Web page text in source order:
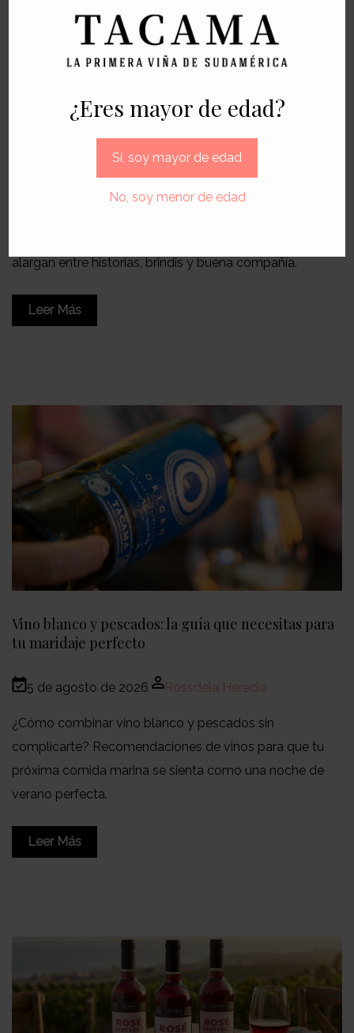
¿Eres mayor de edad?
Sí, soy mayor de edad
No, soy menor de edad
Blends suaves para reuniones largas: vinos Tacama
que acompañan toda la noche
5 de agosto de 2026 Rossdela Heredia
alargan entre historias, brindis y buena compañía.
Leer Más
Vino blanco y pescados: la guía que necesitas para
tu maridaje perfecto
5 de agosto de 2026 Rossdela Heredia
¿Cómo combinar vino blanco y pescados sin
complicarte? Recomendaciones de vinos para que tu
próxima comida marina se sienta como una noche de
verano perfecta.
Leer Más